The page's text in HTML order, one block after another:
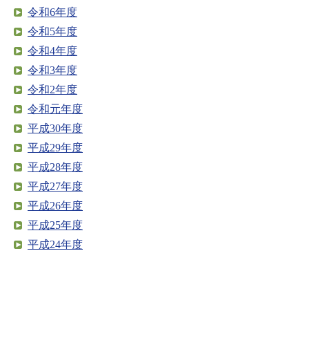
令和6年度
令和5年度
令和4年度
令和3年度
令和2年度
令和元年度
平成30年度
平成29年度
平成28年度
平成27年度
平成26年度
平成25年度
平成24年度